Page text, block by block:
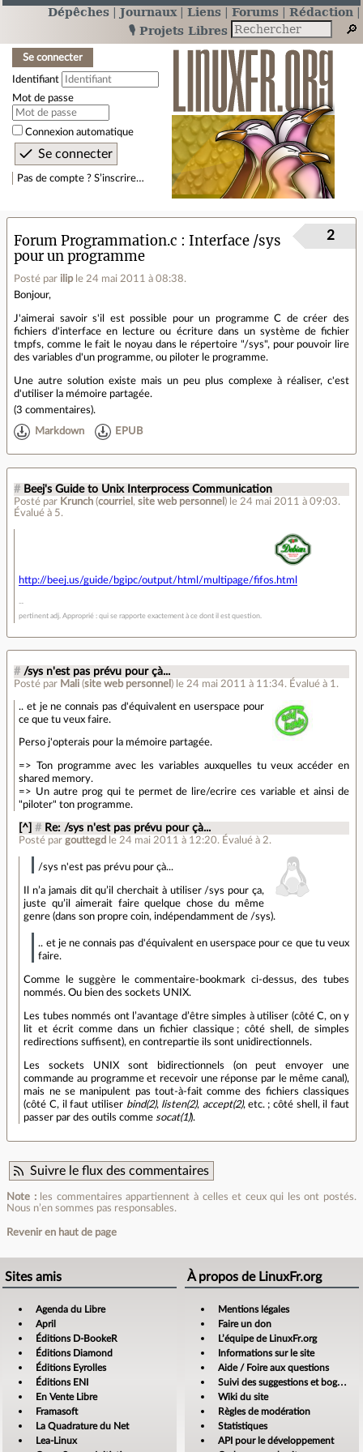
Dépêches Journaux Liens Forums
Rédaction
🎙️ Projets Libres
Se connecter
Identifiant
Mot de passe
Connexion automatique
Pas de compte ? S’inscrire…
Forum Programmation.c
Interface /sys
pour un programme
Posté par ilip le 24 mai 2011 à 08:38.
2
Bonjour,
J'aimerai savoir s'il est possible pour un programme C de créer des
fichiers d'interface en lecture ou écriture dans un système de fichier
tmpfs, comme le fait le noyau dans le répertoire "/sys", pour pouvoir lire
des variables d'un programme, ou piloter le programme.
Une autre solution existe mais un peu plus complexe à réaliser, c'est
d'utiliser la mémoire partagée.
(3 commentaires).
Markdown EPUB
# Beej's Guide to Unix Interprocess Communication
Posté par Krunch (courriel , site web personnel ) le 24 mai 2011 à 09:03.
Évalué à 5.
http://beej.us/guide/bgipc/output/html/multipage/fifos.html
pertinent adj. Approprié : qui se rapporte exactement à ce dont il est question.
# /sys n'est pas prévu pour çà...
Posté par Mali (site web personnel ) le 24 mai 2011 à 11:34. Évalué à 1 .
.. et je ne connais pas d'équivalent en userspace pour
ce que tu veux faire.
Perso j'opterais pour la mémoire partagée.
=> Ton programme avec les variables auxquelles tu veux accéder en
shared memory.
=> Un autre prog qui te permet de lire/ecrire ces variable et ainsi de
"piloter" ton programme.
[^] # Re: /sys n'est pas prévu pour çà...
Posté pargouttegd le 24 mai 2011 à 12:20. Évalué à 2.
/sys n'est pas prévu pour çà...
Il n’a jamais dit qu’il cherchait à utiliser /sys pour ça,
juste qu’il aimerait faire quelque chose du même
genre (dans son propre coin, indépendamment de /sys).
.. et je ne connais pas d'équivalent en userspace pour ce que tu veux
faire.
Comme le suggère le commentaire-bookmark ci-dessus, des tubes
nommés. Ou bien des sockets UNIX.
Les tubes nommés ont l’avantage d’être simples à utiliser (côté C, on y
lit et écrit comme dans un fichier classique ; côté shell, de simples
redirections suffisent), en contrepartie ils sont unidirectionnels.
Les sockets UNIX sont bidirectionnels (on peut envoyer une
commande au programme et recevoir une réponse par le même canal),
mais ne se manipulent pas tout-à-fait comme des fichiers classiques
(côté C, il faut utiliser bind(2), listen(2), accept(2), etc. ; côté shell, il faut
passer par des outils comme socat(1)).
Suivre le flux des commentaires
Note :les commentaires appartiennent à celles et ceux qui les ont postés.
Nous n’en sommes pas responsables.
Revenir en haut de page
Sites amis
Agenda du Libre
April
Éditions D-BookeR
Éditions Diamond
Éditions Eyrolles
Éditions ENI
En Vente Libre
Framasoft
La Quadrature du Net
Lea-Linux
À propos de LinuxFr.org
Mentions légales
Faire un don
L’équipe de LinuxFr.org
Informations sur le site
Aide / Foire aux questions
Suivi des suggestions et bogues
Wiki du site
Règles de modération
Statistiques
API pour le développement